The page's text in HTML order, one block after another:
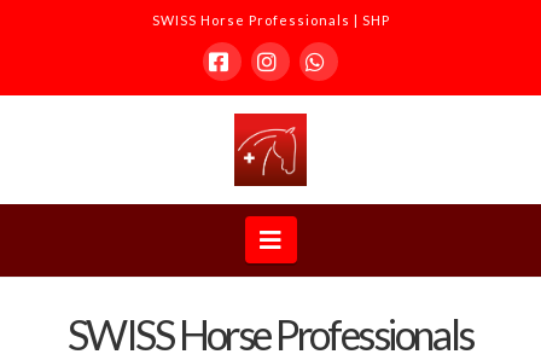
SWISS Horse Professionals | SHP
FacebookInstagramWhatsapp
Horse
Professionals
Navigation
SWISS Horse Professionals